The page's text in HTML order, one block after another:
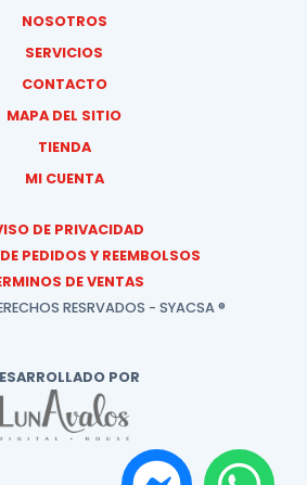
NOSOTROS
SERVICIOS
CONTACTO
MAPA DEL SITIO
TIENDA
MI CUENTA
DE PRIVACIDAD
PEDIDOS Y REEMBOLSOS
DE VENTAS
RESRVADOS - SYACSA ®
POR